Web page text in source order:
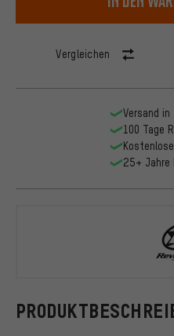
Vergleichen
Versand
100 Tage
25+ Jahre